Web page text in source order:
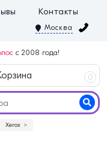
Контакты
Москва
с 2008 года!
0
Xerox